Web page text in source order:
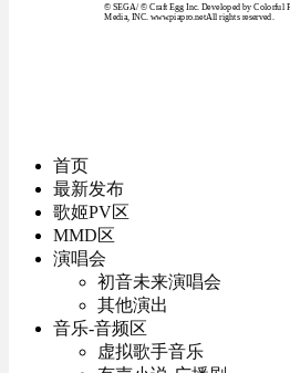
© SEGA / © Craft Egg Inc. Developed by Colorful
Media, INC. www.piapro.netAll rights reserved.
首页
最新发布
歌姬PV区
MMD区
演唱会
初音未来演唱会
其他演出
音乐-音频区
虚拟歌手音乐